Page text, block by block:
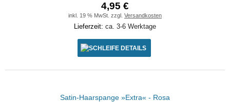
4,95 €
inkl. 19 % MwSt. zzgl. Versandkosten
Lieferzeit: ca. 3-6 Werktage
DETAILS
Satin-Haarspange »Extra« - Rosa